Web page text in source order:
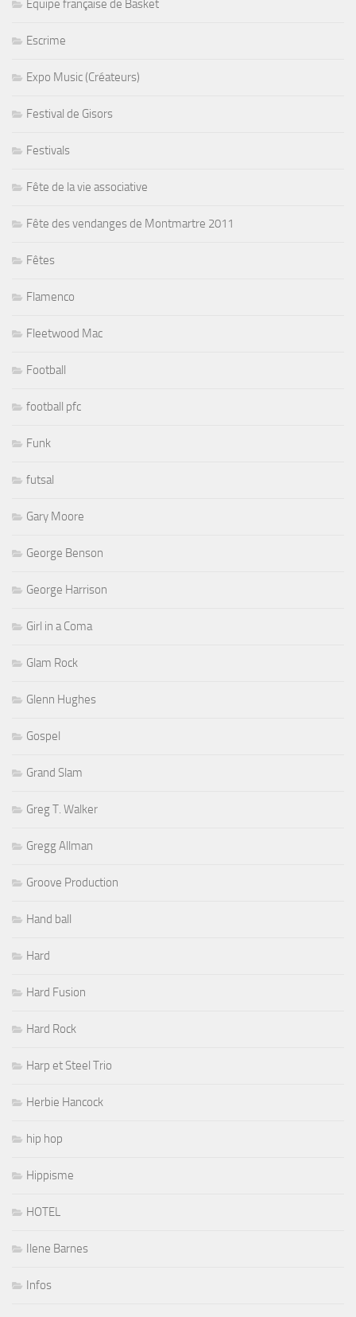
Equipe française de Basket
Escrime
Expo Music (Créateurs)
Festival de Gisors
Festivals
Fête de la vie associative
Fête des vendanges de Montmartre 2011
Fêtes
Flamenco
Fleetwood Mac
Football
football pfc
Funk
futsal
Gary Moore
George Benson
George Harrison
Girl in a Coma
Glam Rock
Glenn Hughes
Gospel
Grand Slam
Greg T. Walker
Gregg Allman
Groove Production
Hand ball
Hard
Hard Fusion
Hard Rock
Harp et Steel Trio
Herbie Hancock
hip hop
Hippisme
HOTEL
Ilene Barnes
Infos